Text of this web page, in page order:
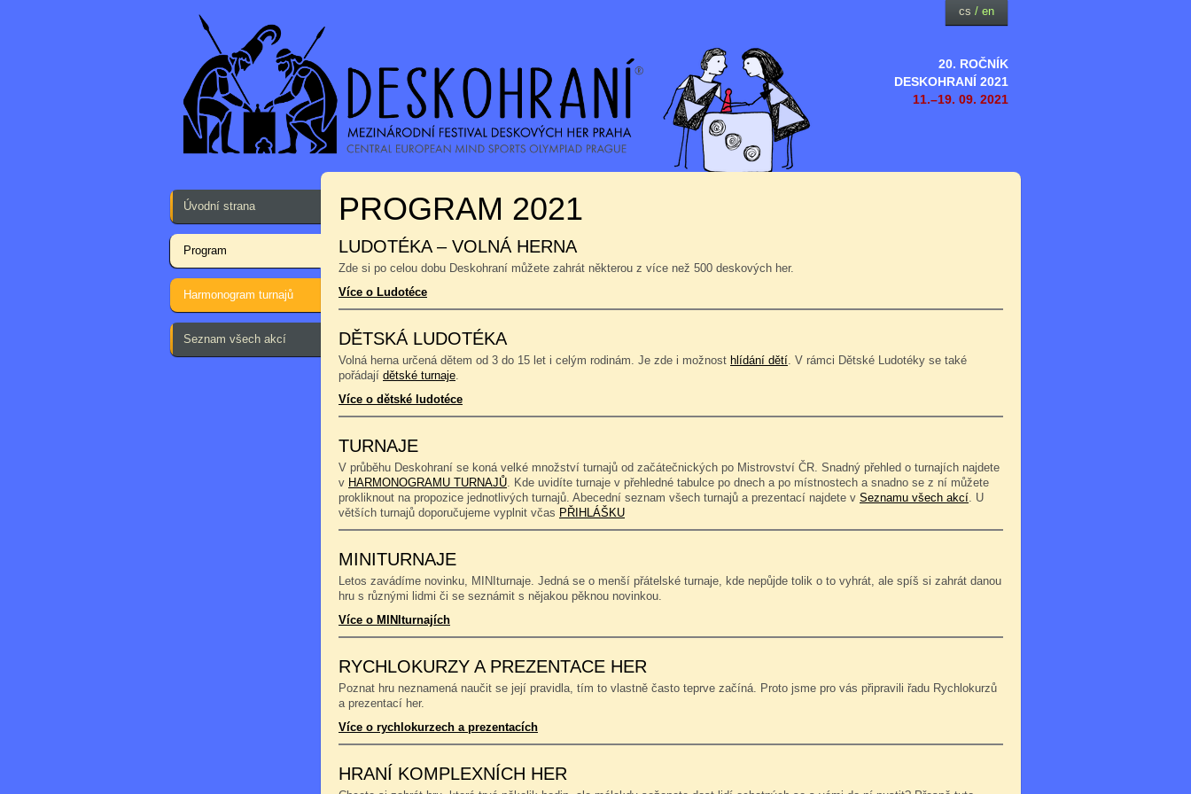
20. ROČNÍK
DESKOHRANÍ 2021
11.–19. 09. 2021
cs / en
Úvodní strana
Program
Harmonogram turnajů
Seznam všech akcí
PROGRAM 2021
LUDOTÉKA – VOLNÁ HERNA
Zde si po celou dobu Deskohraní můžete zahrát některou z více než 500 deskových her.
Více o Ludotéce
DĚTSKÁ LUDOTÉKA
Volná herna určená dětem od 3 do 15 let i celým rodinám. Je zde i možnost hlídání dětí. V rámci Dětské Ludotéky se také
pořádají dětské turnaje.
Více o dětské ludotéce
TURNAJE
V průběhu Deskohraní se koná velké množství turnajů od začátečnických po Mistrovství ČR. Snadný přehled o turnajích najdete
v HARMONOGRAMU TURNAJŮ. Kde uvidíte turnaje v přehledné tabulce po dnech a po místnostech a snadno se z ní můžete
prokliknout na propozice jednotlivých turnajů. Abecední seznam všech turnajů a prezentací najdete v Seznamu všech akcí. U
větších turnajů doporučujeme vyplnit včas PŘIHLÁŠKU
MINITURNAJE
Letos zavádíme novinku, MINIturnaje. Jedná se o menší přátelské turnaje, kde nepůjde tolik o to vyhrát, ale spíš si zahrát danou
hru s různými lidmi či se seznámit s nějakou pěknou novinkou.
Více o MINIturnajích
RYCHLOKURZY A PREZENTACE HER
Poznat hru neznamená naučit se její pravidla, tím to vlastně často teprve začíná. Proto jsme pro vás připravili řadu Rychlokurzů
a prezentací her.
Více o rychlokurzech a prezentacích
HRANÍ KOMPLEXNÍCH HER